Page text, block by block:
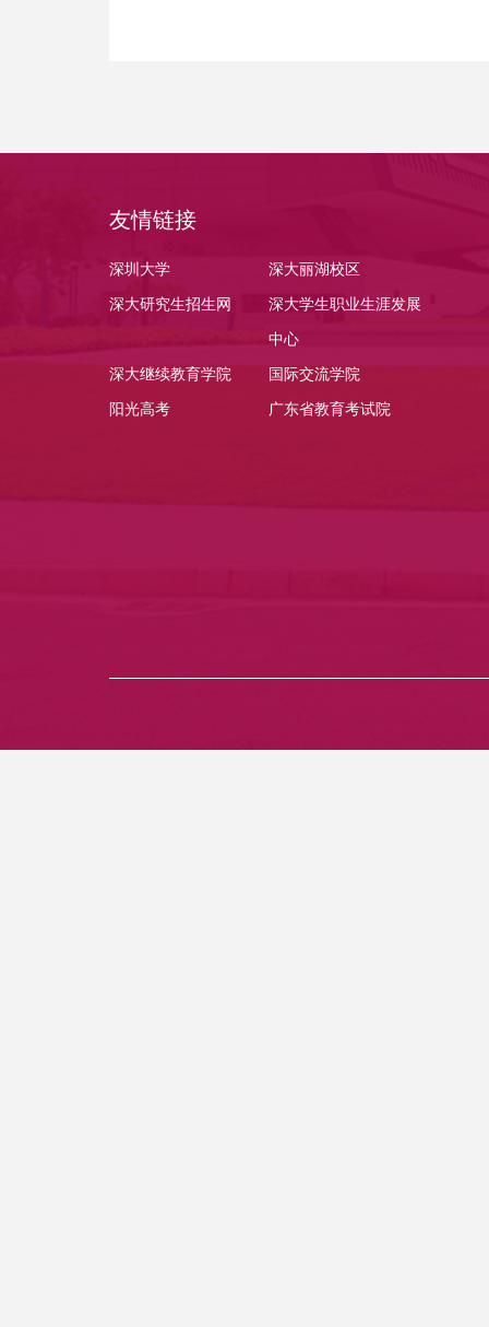
友情链接
深圳大学 深大丽湖校区
深大研究生招生网 深大学生职业生涯发展
中心
深大继续教育学院 国际交流学院
阳光高考 广东省教育考试院